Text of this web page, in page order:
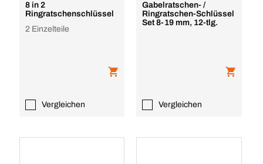
8 in 2
Ringratschenschlüssel
2 Einzelteile
Vergleichen
Gabelratschen- /
Ringratschen-Schlüssel
Set 8-19 mm, 12-tlg.
Vergleichen